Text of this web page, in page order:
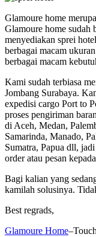
Glamoure home
Glamoure home sudah
menyediakan sprei
berbagai macam
berbagai macam
Kami sudah terbiasa
Jombang Surabaya.
expedisi cargo Port to
proses pengiriman
di Aceh, Medan,
Samarinda, Manado,
Sumatra, Papua dll,
order atau pesan
Bagi kalian yang
kamilah solusinya.
Best regrads,
Glamoure Home